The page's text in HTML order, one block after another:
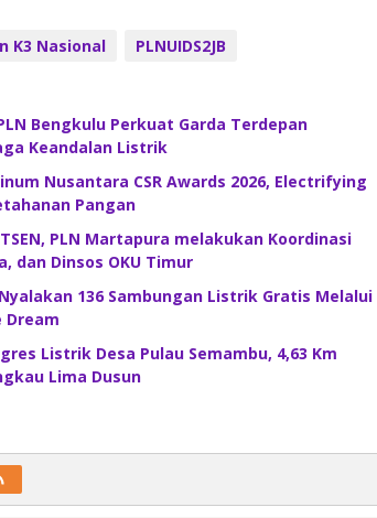
K3 Nasional PLNUIDS2JB
Bengkulu Perkuat Garda Terdepan
Keandalan Listrik
Nusantara CSR Awards 2026, Electrifying
Pangan
PLN Martapura melakukan Koordinasi
dan Dinsos OKU Timur
Nyalakan 136 Sambungan Listrik Gratis Melalui
Dream
Listrik Desa Pulau Semambu, 4,63 Km
Lima Dusun